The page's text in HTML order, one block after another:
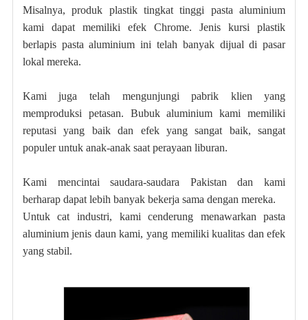
Misalnya, produk plastik tingkat tinggi pasta aluminium
kami dapat memiliki efek Chrome. Jenis kursi plastik
berlapis pasta aluminium ini telah banyak dijual di pasar
lokal mereka.
Kami juga telah mengunjungi pabrik klien yang
memproduksi petasan. Bubuk aluminium kami memiliki
reputasi yang baik dan efek yang sangat baik, sangat
populer untuk anak-anak saat perayaan liburan.
Kami mencintai saudara-saudara Pakistan dan kami
berharap dapat lebih banyak bekerja sama dengan mereka.
Untuk cat industri, kami cenderung menawarkan pasta
aluminium jenis daun kami, yang memiliki kualitas dan efek
yang stabil.